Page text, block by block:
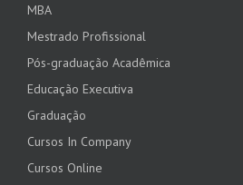
MBA
Mestrado Profissional
Pós-graduação Acadêmica
Educação Executiva
Graduação
Cursos In Company
Cursos Online